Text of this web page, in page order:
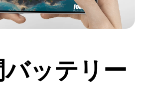
ッテリー